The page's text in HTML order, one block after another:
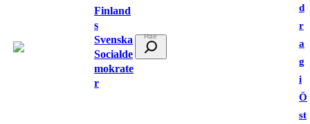
Finland
s
Svenska
Socialde
mokrate
r
ö
d
r
a
g
i
Ö
st